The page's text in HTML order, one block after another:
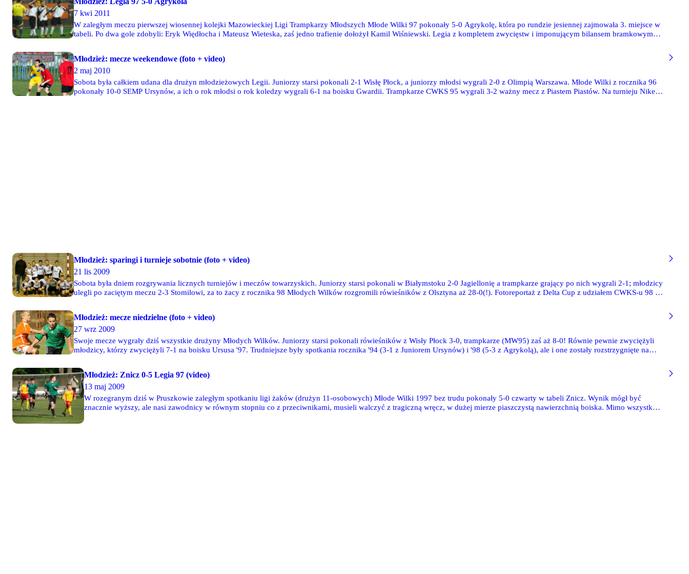
7 kwi 2011
W zaległym meczu pierwszej wiosennej kolejki Mazowieckiej Ligi Trampkarzy Młodszych Młode Wilki 97 pokonały 5-0 Agrykolę, która po rundzie jesiennej zajmowała 3. miejsce w
tabeli. Po dwa gole zdobyli: Eryk Więdłocha i Mateusz Wieteska, zaś jedno trafienie dołożył Kamil Wiśniewski. Legia z kompletem zwycięstw i imponującym bilansem bramkowym
Młodzież: mecze weekendowe (foto + video)
2 maj 2010
Sobota była całkiem udana dla drużyn młodzieżowych Legii. Juniorzy starsi pokonali 2-1 Wisłę Płock, a juniorzy młodsi wygrali 2-0 z Olimpią Warszawa. Młode Wilki z rocznika 96
pokonały 10-0 SEMP Ursynów, a ich o rok młodsi o rok koledzy wygrali 6-1 na boisku Gwardii. Trampkarze CWKS 95 wygrali 3-2 ważny mecz z Piastem Piastów. Na turnieju Nike
Młodzież: sparingi i turnieje sobotnie (foto + video)
21 lis 2009
Sobota była dniem rozgrywania licznych turniejów i meczów towarzyskich. Juniorzy starsi pokonali w Białymstoku 2-0 Jagiellonię a trampkarze grający po nich wygrali 2-1; młodzicy
ulegli po zaciętym meczu 2-3 Stomilowi, za to żacy z rocznika 98 Młodych Wilków rozgromili rówieśników z Olsztyna aż 28-0(!). Fotoreportaż z Delta Cup z udziałem CWKS-u 98 -
Młodzież: mecze niedzielne (foto + video)
27 wrz 2009
Swoje mecze wygrały dziś wszystkie drużyny Młodych Wilków. Juniorzy starsi pokonali rówieśników z Wisły Płock 3-0, trampkarze (MW95) zaś aż 8-0! Równie pewnie zwyciężyli
młodzicy, którzy zwyciężyli 7-1 na boisku Ursusa '97. Trudniejsze były spotkania rocznika '94 (3-1 z Juniorem Ursynów) i '98 (5-3 z Agrykolą), ale i one zostały rozstrzygnięte na
Młodzież: Znicz 0-5 Legia 97 (video)
13 maj 2009
W rozegranym dziś w Pruszkowie zaległym spotkaniu ligi żaków (drużyn 11-osobowych) Młode Wilki 1997 bez trudu pokonały 5-0 czwarty w tabeli Znicz. Wynik mógł być
znacznie wyższy, ale nasi zawodnicy w równym stopniu co z przeciwnikami, musieli walczyć z tragiczną wręcz, w dużej mierze piaszczystą nawierzchnią boiska. Mimo wszystko